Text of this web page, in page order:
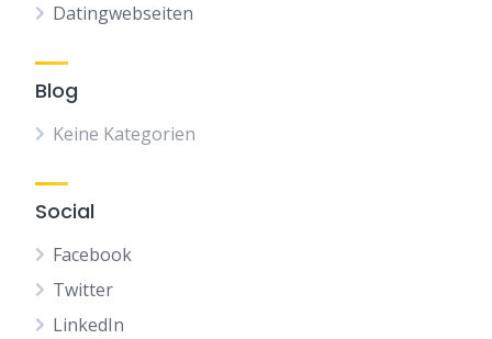
Datingwebseiten
Blog
Keine Kategorien
Social
Facebook
Twitter
LinkedIn